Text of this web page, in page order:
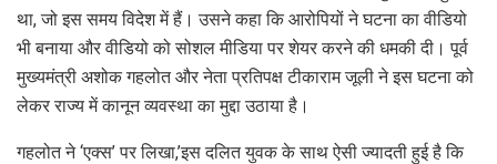
था, जो इस समय विदेश में हैं। उसने कहा कि आरोपियों ने घटना का वीडियो
भी बनाया और वीडियो को सोशल मीडिया पर शेयर करने की धमकी दी। पूर्व
मुख्यमंत्री अशोक गहलोत और नेता प्रतिपक्ष टीकाराम जूली ने इस घटना को
लेकर राज्य में कानून व्यवस्था का मुद्दा उठाया है।
गहलोत ने ‘एक्स’ पर लिखा,’इस दलित युवक के साथ ऐसी ज्यादती हुई है कि